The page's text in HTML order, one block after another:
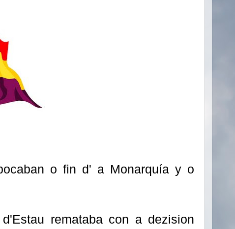
o fin d' a Monarquía y o
remataba con a dezision